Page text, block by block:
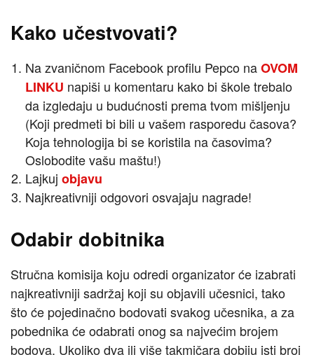
Kako učestvovati?
Na zvaničnom Facebook profilu Pepco naOVOM
LINKU napiši u komentaru kako bi škole trebalo
da izgledaju u budućnosti prema tvom mišljenju
(Koji predmeti bi bili u vašem rasporedu časova?
Koja tehnologija bi se koristila na časovima?
Oslobodite vašu maštu!)
Lajkuj objavu
Najkreativniji odgovori osvajaju nagrade!
Odabir dobitnika
Stručna komisija koju odredi organizator će izabrati
najkreativniji sadržaj koji su objavili učesnici, tako
što će pojedinačno bodovati svakog učesnika, a za
pobednika će odabrati onog sa najvećim brojem
bodova. Ukoliko dva ili više takmičara dobiju isti broj